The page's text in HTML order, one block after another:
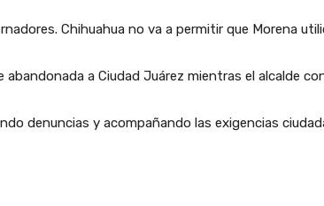
Chihuahua no va a permitir que Morena
a Ciudad Juárez mientras el alcalde
denuncias y acompañando las exigencias